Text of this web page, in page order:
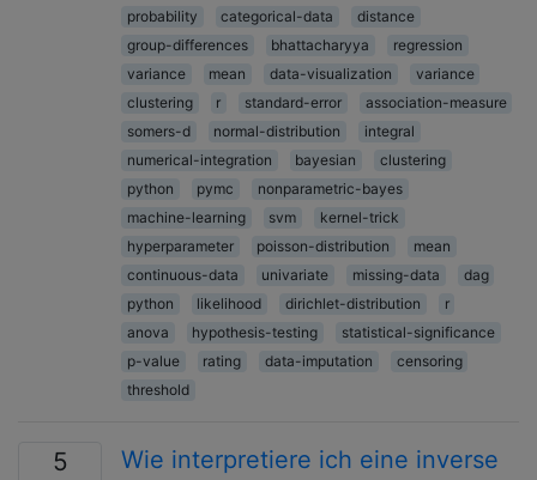
probability
categorical-data
distance
group-differences
bhattacharyya
regression
variance
mean data-visualization
variance
clustering
r standard-error
association-measure
somers-d
normal-distribution
integral
numerical-integration
bayesian
clustering
python
pymc
nonparametric-bayes
machine-learning
svm
kernel-trick
hyperparameter
poisson-distribution
mean
continuous-data
univariate missing-data
dag
python
likelihood dirichlet-distribution
r
anova
hypothesis-testing
statistical-significance
p-value
rating data-imputation
censoring
threshold
5
Wie interpretiere ich eine inverse